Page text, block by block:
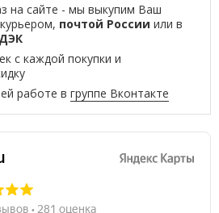
на сайте - мы выкупим Ваш
почтой России или в
с каждой покупки и
работе вгруппе Вконтакте